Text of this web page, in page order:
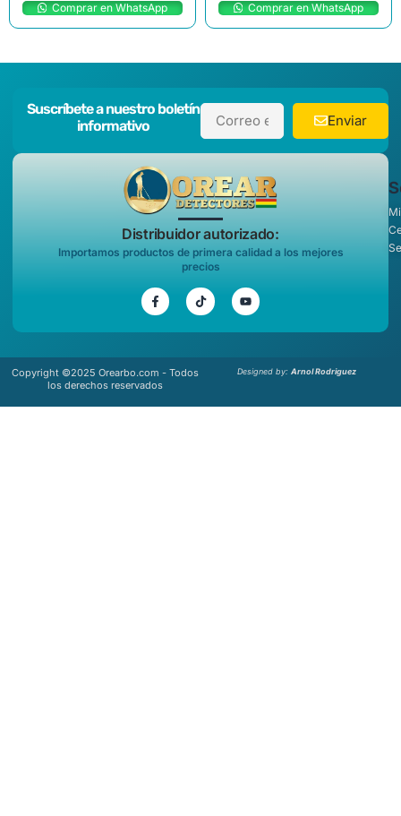
Comprar en WhatsApp Comprar en WhatsApp
Distribuidor autorizado:
Importamos productos de primera calidad a los mejores
precios
Suscríbete a nuestro boletín
informativo
Enviar
Copyright ©2025 Orearbo.com - Todos
los derechos reservados
Designed by: Arnol Rodriguez